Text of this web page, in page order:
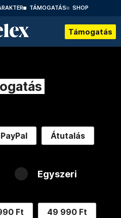
TÁMOGATÁS SHOP
Támogatás
PayPal Átutalás
Egyszeri
Ft 49 990 Ft